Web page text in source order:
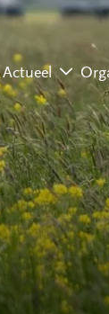
Actueel